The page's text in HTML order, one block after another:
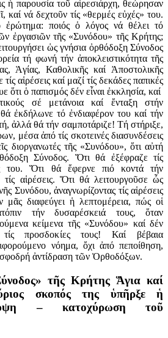
ἡ παρουσία τοῦ αἱρεσιάρχη, θεώρησαν
νά δεχτοῦν τίς «θερμές εὐχές» του.
ἐρώτημα: ποιός ὁ λόγος νά θέλει τό
ἐργασιῶν τῆς «Συνόδου» τῆς Κρήτης;
ὡς γνήσια ὀρθόδοξη Σύνοδος
τή φωνή τήν ἀποκλειστικότητα τῆς
Ἁγίας, Καθολικῆς καί Ἀποστολικῆς
αἱρέσεις καί μαζί τίς δεκάδες παπικές
ὅτι ὁ παπισμός δέν εἶναι ἐκκλησία, καί
σέ μετάνοια καί ἔνταξη στήν
ἐκδήλωνε τό ἐνδιαφέρον του καί τήν
ἀλλά θά τήν σαμποτάριζε! Τή στήριξε,
μέσα ἀπό τίς σκοτεινές διασυνδέσεις
διοργανωτές τῆς «Συνόδου», ὅτι αὐτή
Σύνοδος. Ὅτι θά ἐξέφραζε τίς
του. Ὅτι θά ἔφερνε πιό κοντά τήν
αἱρέσεις. Ὅτι θά λειτουργοῦσε ὦς
Συνόδου, ἀναγνωρίζοντας τίς αἱρέσεις
διαφεύγει ἡ λεπτομέρεια, πώς οἱ
τήν δυσαρέσκειά τους, ὅταν
κείμενα τῆς «Συνόδου» καί δέν
τίς προσδοκίες τους! Καί βέβαια
νόημα, ὄχι ἀπό πεποίθηση,
ἀντίδραση τῶν Ὀρθοδόξων.
τῆς Κρήτης Ἅγια καί
σκοπός της ὑπῆρξε ἡ
– κατοχύρωση τοῦ